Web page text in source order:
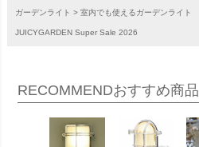
ガーデンライト 室内でも使えるガーデンライト
JUICYGARDEN Super Sale 2026
RECOMMENDおすすめ商品